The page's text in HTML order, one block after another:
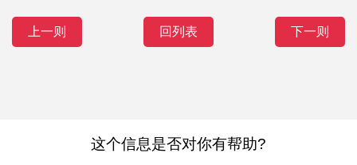
上一则 回列表 下一则
这个信息是否对你有帮助?